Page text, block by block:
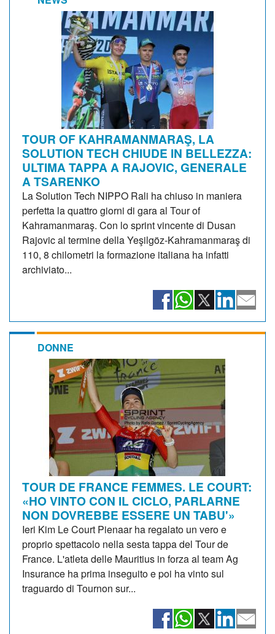
TOUR OF KAHRAMANMARAŞ, LA
SOLUTION TECH CHIUDE IN BELLEZZA:
ULTIMA TAPPA A RAJOVIC, GENERALE
A TSARENKO
La Solution Tech NIPPO Rali ha chiuso in maniera
perfetta la quattro giorni di gara al Tour of
Kahramanmaraş. Con lo sprint vincente di Dusan
Rajovic al termine della Yeşilgöz-Kahramanmaraş di
110, 8 chilometri la formazione italiana ha infatti
archiviato...
DONNE
TOUR DE FRANCE FEMMES. LE COURT:
«HO VINTO CON IL CICLO, PARLARNE
NON DOVREBBE ESSERE UN TABU'»
Ieri Kim Le Court Pienaar ha regalato un vero e
proprio spettacolo nella sesta tappa del Tour de
France. L'atleta delle Mauritius in forza al team Ag
Insurance ha prima inseguito e poi ha vinto sul
traguardo di Tournon sur...